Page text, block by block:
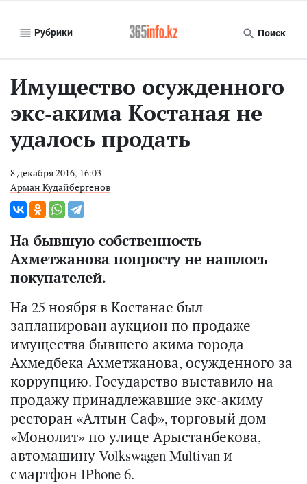
Рубрики Поиск
Имущество осужденного
экс-акима Костаная не
удалось продать
8 декабря 2016, 16:03
Арман Кудайбергенов
На бывшую собственность
Ахметжанова попросту не нашлось
покупателей.
На 25 ноября в Костанае был
запланирован аукцион по продаже
имущества бывшего акима города
Ахмедбека Ахметжанова, осужденного за
коррупцию. Государство выставило на
продажу принадлежавшие экс-акиму
ресторан «Алтын Саф», торговый дом
«Монолит» по улице Арыстанбекова,
автомашину Volkswagen Multivan и
смартфон IPhone 6.